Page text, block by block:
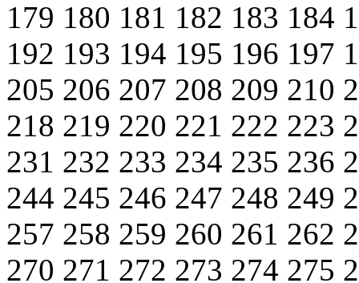
179 180 181 182 183 184
192 193 194 195 196 197
205 206 207 208 209 210
218 219 220 221 222 223
231 232 233 234 235 236
244 245 246 247 248 249
257 258 259 260 261 262
270 271 272 273 274 275